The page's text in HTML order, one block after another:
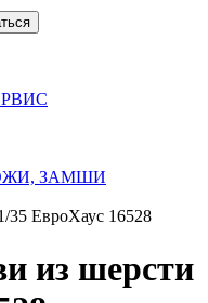
ЗАМШИ
35 ЕвроХаус 16528
из шерсти